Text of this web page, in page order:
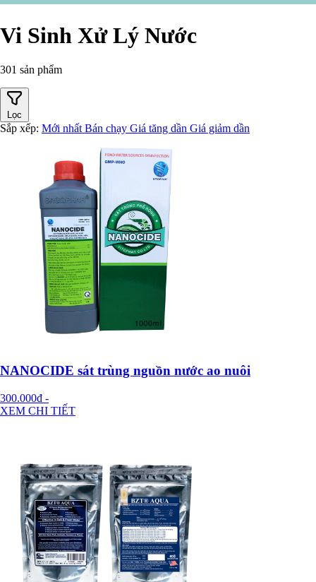
Vi Sinh Xử Lý Nước
301 sản phẩm
Lọc
Sắp xếp: Mới nhất Bán chạy Giá tăng dần Giá giảm dần
NANOCIDE sát trùng nguồn nước ao nuôi
300.000đ -
XEM CHI TIẾT